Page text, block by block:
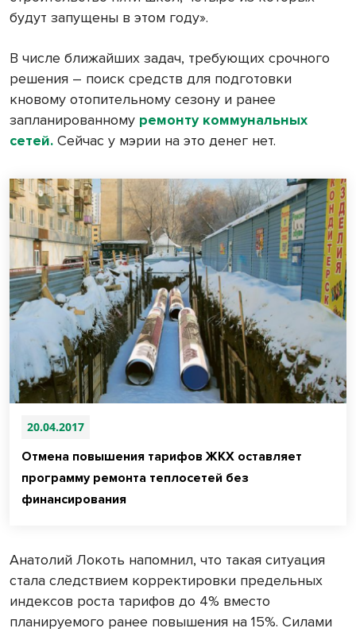
будут запущены в этом году».
В числе ближайших задач, требующих срочного
решения – поиск средств для подготовки
кновому отопительному сезону и ранее
запланированному ремонту коммунальных
сетей. Сейчас у мэрии на это денег нет.
20.04.2017
Отмена повышения тарифов ЖКХ оставляет
программу ремонта теплосетей без
финансирования
Анатолий Локоть напомнил, что такая ситуация
стала следствием корректировки предельных
индексов роста тарифов до 4% вместо
планируемого ранее повышения на 15%. Силами